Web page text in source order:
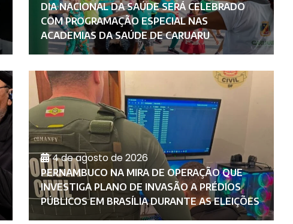
DIA NACIONAL DA SAÚDE SERÁ CELEBRADO
COM PROGRAMAÇÃO ESPECIAL NAS
ACADEMIAS DA SAÚDE DE CARUARU
4 de agosto de 2026
PERNAMBUCO NA MIRA DE OPERAÇÃO QUE
INVESTIGA PLANO DE INVASÃO A PRÉDIOS
PÚBLICOS EM BRASÍLIA DURANTE AS ELEIÇÕES